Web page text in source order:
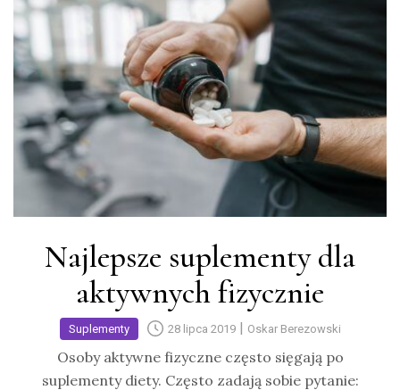
Najlepsze suplementy dla
aktywnych fizycznie
Suplementy 28 lipca 2019| Oskar Berezowski
Osoby aktywne fizyczne często sięgają po
suplementy diety. Często zadają sobie pytanie: